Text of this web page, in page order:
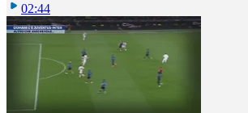
02:44